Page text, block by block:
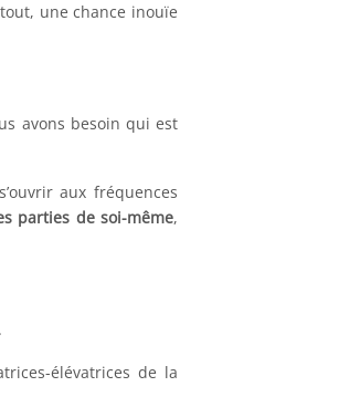
une chance inouïe
avons besoin qui est
aux fréquences
parties de soi-même,
élévatrices de la